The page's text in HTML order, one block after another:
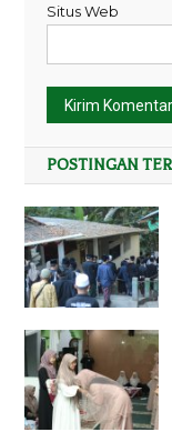
Situs Web
POSTINGAN